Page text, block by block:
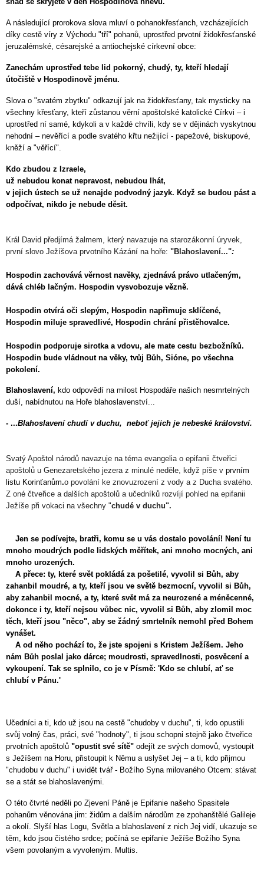
A následující prorokova slova mluví o pohanokřesťanch, vzcházejících
díky cestě víry z Východu "tří" pohanů, uprostřed prvotní židokřesťanské
jeruzalémské, césarejské a antiochejské církevní obce:
Zanechám uprostřed tebe lid pokorný, chudý, ty, kteří hledají
útočiště v Hospodinově jménu.
Slova o "svatém zbytku" odkazují jak na židokřesťany, tak mysticky na
všechny křesťany, kteří zůstanou věrní apoštolské katolické Církvi – i
uprostřed ní samé, kdykoli a v každé chvíli, kdy se v dějinách vyskytnou
nehodní – nevěřící a podle svatého křtu nežijící - papežové, biskupové,
kněží a "věřící".
Kdo zbudou z Izraele,
už nebudou konat nepravost, nebudou lhát,
v jejich ústech se už nenajde podvodný jazyk. Když se budou pást a
odpočívat, nikdo je nebude děsit.
Král David předjímá žalmem, který navazuje na starozákonní úryvek,
první slovo Ježíšova prvotního Kázání na hoře: "Blahoslavení...":
Hospodin zachovává věrnost navěky, zjednává právo utlačeným,
dává chléb lačným. Hospodin vysvobozuje vězně.
Hospodin otvírá oči slepým, Hospodin napřimuje sklíčené,
Hospodin miluje spravedlivé, Hospodin chrání přistěhovalce.
Hospodin podporuje sirotka a vdovu, ale mate cestu bezbožníků.
Hospodin bude vládnout na věky, tvůj Bůh, Sióne, po všechna
pokolení.
Blahoslavení, kdo odpovědí na milost Hospodáře našich nesmrtelných
duší, nabídnutou na Hoře blahoslavenství...
- ...Blahoslavení chudí v duchu, neboť jejich je nebeské království.
Svatý Apoštol národů navazuje na téma evangelia o epifanii čtveřici
apoštolů u Genezaretského jezera z minulé neděle, když píše v prvním
listu Korinťanům.o povolání ke znovuzrození z vody a z Ducha svatého.
Z oné čtveřice a dalších apoštolů a učedníků rozvíjí pohled na epifanii
Ježíše při vokaci na všechny "chudé v duchu".
Jen se podívejte, bratři, komu se u vás dostalo povolání! Není tu
mnoho moudrých podle lidských měřítek, ani mnoho mocných, ani
mnoho urozených.
A přece: ty, které svět pokládá za pošetilé, vyvolil si Bůh, aby
zahanbil moudré, a ty, kteří jsou ve světě bezmocní, vyvolil si Bůh,
aby zahanbil mocné, a ty, které svět má za neurozené a méněcenné,
dokonce i ty, kteří nejsou vůbec nic, vyvolil si Bůh, aby zlomil moc
těch, kteří jsou "něco", aby se žádný smrtelník nemohl před Bohem
vynášet.
A od něho pochází to, že jste spojeni s Kristem Ježíšem. Jeho
nám Bůh poslal jako dárce; moudrosti, spravedlnosti, posvěcení a
vykoupení. Tak se splnilo, co je v Písmě: 'Kdo se chlubí, ať se
chlubí v Pánu.'
Učedníci a ti, kdo už jsou na cestě "chudoby v duchu", ti, kdo opustili
svůj volný čas, práci, své "hodnoty", ti jsou schopni stejně jako čtveřice
prvotních apoštolů "opustit své sítě" odejít ze svých domovů, vystoupit
s Ježíšem na Horu, přistoupit k Němu a uslyšet Jej – a ti, kdo přijmou
"chudobu v duchu" i uvidět tvář - Božího Syna milovaného Otcem: stávat
se a stát se blahoslavenými.
O této čtvrté neděli po Zjevení Páně je Epifanie našeho Spasitele
pohanům věnována jim: židům a dalším národům ze zpohanštělé Galileje
a okolí. Slyší hlas Logu, Světla a blahoslavení z nich Jej vidí, ukazuje se
těm, kdo jsou čistého srdce; počíná se epifanie Ježíše Božího Syna
všem povolaným a vyvoleným. Multis.